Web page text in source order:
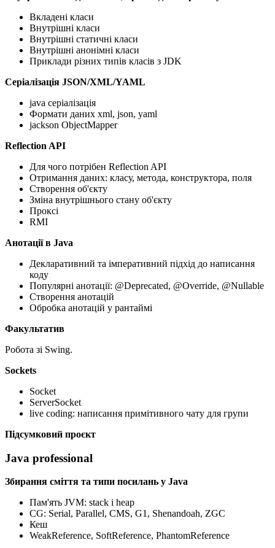
Вкладені класи
Внутрішні класи
Внутрішні статичні класи
Внутрішні анонімні класи
Приклади різних типів класів з JDK
Серіалізація JSON/XML/YAML
java серіалізація
Формати даних xml, json, yaml
jackson ObjectMapper
Reflection API
Для чого потрібен Reflection API
Отримання даних: класу, метода, конструктора, поля
Створення об'єкту
Зміна внутрішнього стану об'єкту
Проксі
RMI
Анотації в Java
Декларативний та імперативний підхід до написання
коду
Популярні анотації: @Deprecated, @Override, @Nullable
Створення анотацій
Обробка анотацій у рантаймі
Факультатив
Робота зі Swing.
Sockets
Socket
ServerSocket
live coding: написання примітивного чату для групи
Підсумковий проєкт
Java professional
Збирання сміття та типи посилань у Java
Пам'ять JVM: stack і heap
CG: Serial, Parallel, CMS, G1, Shenandoah, ZGC
Кеш
WeakReference, SoftReference, PhantomReference